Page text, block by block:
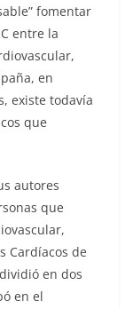
fomentar
entre la
en
existe todavía
que
autores
que
Cardíacos de
en dos
en el